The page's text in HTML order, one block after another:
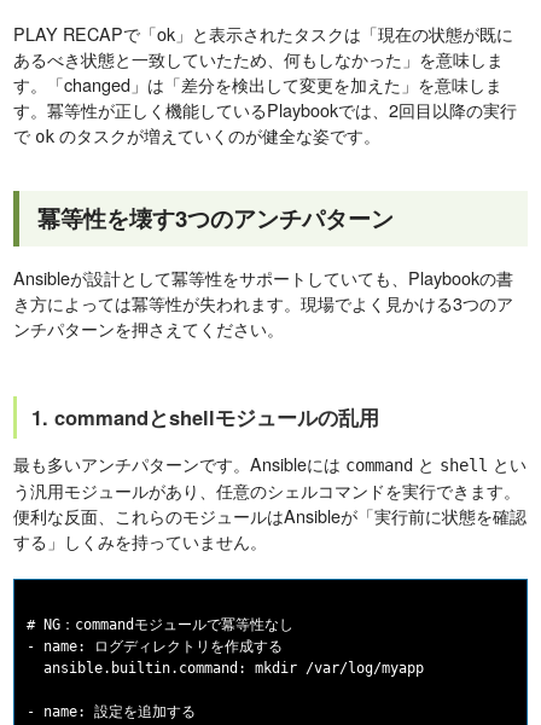
PLAY RECAPで「ok」と表示されたタスクは「現在の状態が既に
あるべき状態と一致していたため、何もしなかった」を意味しま
す。「changed」は「差分を検出して変更を加えた」を意味しま
す。冪等性が正しく機能しているPlaybookでは、2回目以降の実行
で ok のタスクが増えていくのが健全な姿です。
冪等性を壊す3つのアンチパターン
Ansibleが設計として冪等性をサポートしていても、Playbookの書
き方によっては冪等性が失われます。現場でよく見かける3つのア
ンチパターンを押さえてください。
1. commandとshellモジュールの乱用
最も多いアンチパターンです。Ansibleには command と shell とい
う汎用モジュールがあり、任意のシェルコマンドを実行できます。
便利な反面、これらのモジュールはAnsibleが「実行前に状態を確認
する」しくみを持っていません。
# NG：commandモジュールで冪等性なし
- name: ログディレクトリを作成する
  ansible.builtin.command: mkdir /var/log/myapp
- name: 設定を追加する